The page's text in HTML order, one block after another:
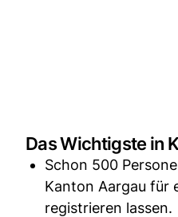
Das Wichtigste in
Schon 500
Kanton Aargau für
registrieren lassen.